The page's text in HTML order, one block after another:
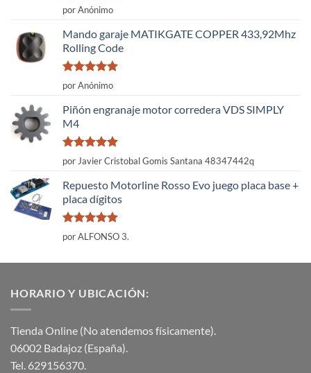
Valorado
con
por Anónimo
Mando garaje MATIKGATE COPPER 433,92Mhz
Rolling Code
Valorado
con
por Anónimo
Piñón engranaje motor corredera VDS SIMPLY
M4
Valorado
con
por Javier Cristobal Gomis Santana 48347442q
Repuesto Motorline Rosso Evo juego placa base +
placa dígitos
Valorado
con
por ALFONSO 3.
HORARIO Y UBICACIÓN:
Tienda Online (No atendemos físicamente).
06002 Badajoz (España).
Tel. 629156370.